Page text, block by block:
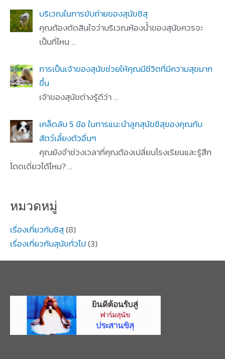
บริเวณในการขับถ่ายของสุนัขชิสุ
คุณต้องตัดสินใจว่าบริเวณห้องน้ำของสุนัขควรจะ
เป็นที่ไหน…
การเป็นเจ้าของสุนัขช่วยให้คุณมีชีวิตที่มีความสุขมาก
ขึ้น
เจ้าของสุนัขต่างรู้ดีว่า…
เคล็ดลับ 5 ข้อ ในการแนะนำลูกสุนัขชิสุของคุณกับ
สัตว์เลี้ยงตัวอื่นๆ
คุณยังจำช่วงเวลาที่คุณต้องเปลี่ยนโรงเรียนและรู้สึก
โดดเดี่ยวได้ไหม?…
หมวดหมู่
เรื่องเกี่ยวกับชิสุ(8)
เรื่องเกี่ยวกับสุนัขทั่วไป(3)